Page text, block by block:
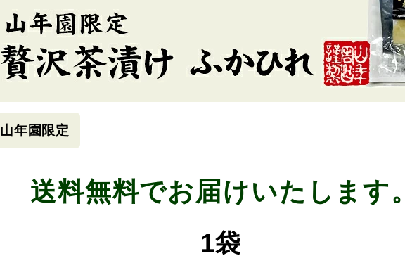
山年園限定
送料無料でお届けいたします。
1袋